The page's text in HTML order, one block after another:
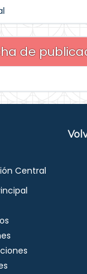
de
Central